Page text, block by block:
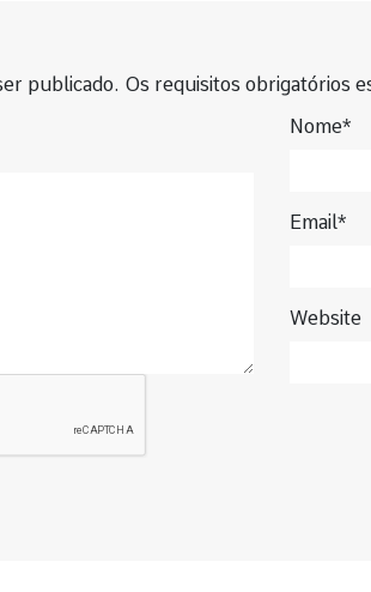
publicado. Os requisitos obrigatórios
Nome*
Email*
Website